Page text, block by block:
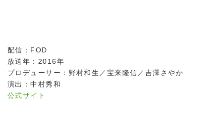
配信：FOD
放送年：2016年
プロデューサー：野村和生／宝来隆信／吉澤さやか
演出：中村秀和
公式サイト